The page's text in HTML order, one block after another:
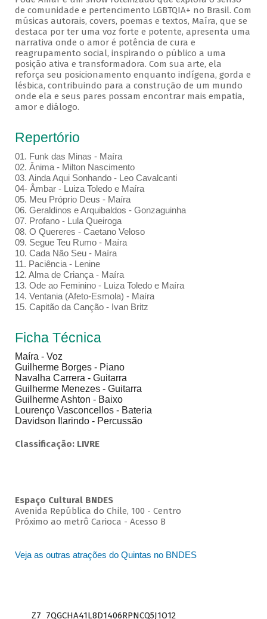
de comunidade e pertencimento LGBTQIA+ no Brasil. Com
músicas autorais, covers, poemas e textos, Maíra, que se
destaca por ter uma voz forte e potente, apresenta uma
narrativa onde o amor é potência de cura e
reagrupamento social, inspirando o público a uma
posição ativa e transformadora. Com sua arte, ela
reforça seu posicionamento enquanto indígena, gorda e
lésbica, contribuindo para a construção de um mundo
onde ela e seus pares possam encontrar mais empatia,
amor e diálogo.
Repertório
01. Funk das Minas - Maíra
02. Ânima - Milton Nascimento
03. Ainda Aqui Sonhando - Leo Cavalcanti
04- Âmbar - Luiza Toledo e Maíra
05. Meu Próprio Deus - Maíra
06. Geraldinos e Arquibaldos - Gonzaguinha
07. Profano - Lula Queiroga
08. O Quereres - Caetano Veloso
09. Segue Teu Rumo - Maíra
10. Cada Não Seu - Maíra
11. Paciência - Lenine
12. Alma de Criança - Maíra
13. Ode ao Feminino - Luiza Toledo e Maíra
14. Ventania (Afeto-Esmola) - Maíra
15. Capitão da Canção - Ivan Britz
Ficha Técnica
Maíra - Voz
Guilherme Borges - Piano
Navalha Carrera - Guitarra
Guilherme Menezes - Guitarra
Guilherme Ashton - Baixo
Lourenço Vasconcellos - Bateria
Davidson Ilarindo - Percussão
Classificação: LIVRE
Espaço Cultural BNDES
Avenida República do Chile, 100 - Centro
Próximo ao metrô Carioca - Acesso B
Veja as outras atrações do Quintas no BNDES
Z7_7QGCHA41L8D1406RPNCQ5J1O12